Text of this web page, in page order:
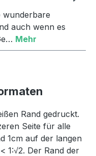
wunderbare
auch wenn es
Mehr
Rand gedruckt.
Seite für alle
1cm auf der langen
1:√2. Der Rand der